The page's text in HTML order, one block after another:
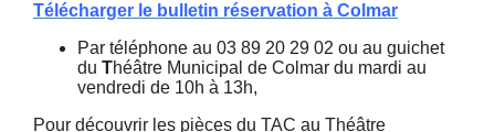
Télécharger le bulletin réservation à Colmar
Par téléphone au 03 89 20 29 02 ou au guichet
du Théâtre Municipal de Colmar du mardi au
vendredi de 10h à 13h,
Pour découvrir les pièces du TAC au Théâtre